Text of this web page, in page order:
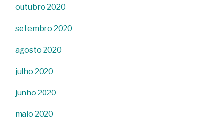
outubro 2020
setembro 2020
agosto 2020
julho 2020
junho 2020
maio 2020